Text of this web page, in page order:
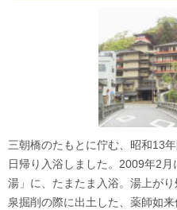
三朝橋のたもとに佇む、昭和13
日帰り入浴しました。2009年2
湯」に、たまたま入浴。湯上が
泉掘削の際に出土した、薬師如